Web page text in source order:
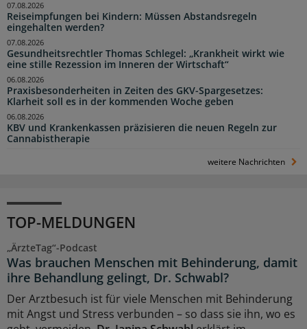
Reiseimpfungen bei Kindern: Müssen Abstandsregeln
eingehalten werden?
07.08.2026
Gesundheitsrechtler Thomas Schlegel: „Krankheit wirkt wie
eine stille Rezession im Inneren der Wirtschaft“
07.08.2026
Praxisbesonderheiten in Zeiten des GKV-Spargesetzes:
Klarheit soll es in der kommenden Woche geben
06.08.2026
KBV und Krankenkassen präzisieren die neuen Regeln zur
Cannabistherapie
06.08.2026
weitere Nachrichten
TOP-MELDUNGEN
„ÄrzteTag“-Podcast
Was brauchen Menschen mit Behinderung, damit
ihre Behandlung gelingt, Dr. Schwabl?
Der Arztbesuch ist für viele Menschen mit Behinderung
mit Angst und Stress verbunden – so dass sie ihn, wo es